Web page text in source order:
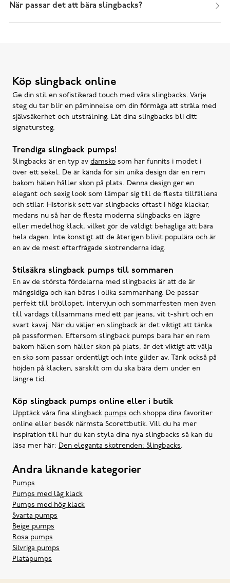
När passar det att bära slingbacks?
Köp slingback online
Ge din stil en sofistikerad touch med våra slingbacks. Varje
steg du tar blir en påminnelse om din förmåga att stråla med
självsäkerhet och utstrålning. Låt dina slingbacks bli ditt
signatursteg.
Trendiga slingback pumps!
Slingbacks är en typ av damsko som har funnits i modet i
över ett sekel. De är kända för sin unika design där en rem
bakom hälen håller skon på plats. Denna design ger en
elegant och sexig look som lämpar sig till de flesta tillfällena
och stilar. Historisk sett var slingbacks oftast i höga klackar,
medans nu så har de flesta moderna slingbacks en lägre
eller medelhög klack, vilket gör de väldigt behagliga att bära
hela dagen. Inte konstigt att de återigen blivit populära och är
en av de mest efterfrågade skotrenderna idag.
Stilsäkra slingback pumps till sommaren
En av de största fördelarna med slingbacks är att de är
mångsidiga och kan bäras i olika sammanhang. De passar
perfekt till bröllopet, intervjun och sommarfesten men även
till vardags tillsammans med ett par jeans, vit t-shirt och en
svart kavaj. När du väljer en slingback är det viktigt att tänka
på passformen. Eftersom slingback pumps bara har en rem
bakom hälen som håller skon på plats, är det viktigt att välja
en sko som passar ordentligt och inte glider av. Tänk också på
höjden på klacken, särskilt om du ska bära dem under en
längre tid.
Köp slingback pumps online eller i butik
Upptäck våra fina slingback pumps och shoppa dina favoriter
online eller besök närmsta Scorettbutik. Vill du ha mer
inspiration till hur du kan styla dina nya slingbacks så kan du
läsa mer här: Den eleganta skotrenden: Slingbacks.
Andra liknande kategorier
Pumps
Pumps med låg klack
Pumps med hög klack
Svarta pumps
Beige pumps
Rosa pumps
Silvriga pumps
Platåpumps